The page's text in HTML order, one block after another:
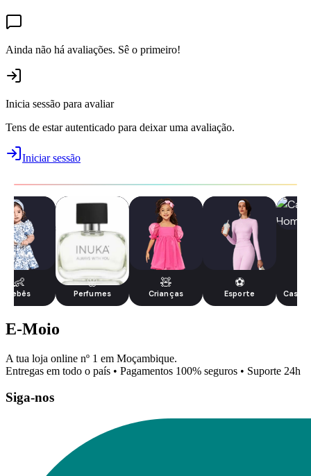
Ainda não há avaliações. Sê o primeiro!
Inicia sessão para avaliar
Tens de estar autenticado para deixar uma avaliação.
Iniciar sessão
👶
Bebês
🌸
Perfumes
🧸
Crianças
⚽
Esporte
E-Moio
A tua loja online nº 1 em Moçambique.
Entregas em todo o país • Pagamentos 100% seguros • Suporte 24h
Siga-nos